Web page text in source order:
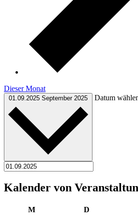
Dieser Monat
01.09.2025 September 2025 Datum
Kalender von
MMontag DDienstag